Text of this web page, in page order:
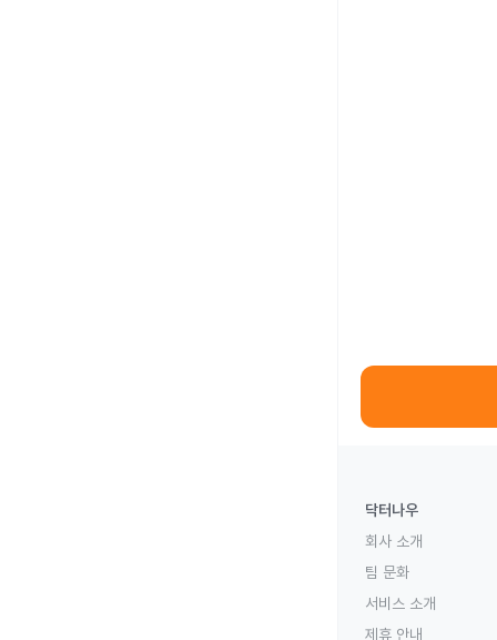
닥터나우
회사 소개
팀 문화
서비스 소개
제휴 안내